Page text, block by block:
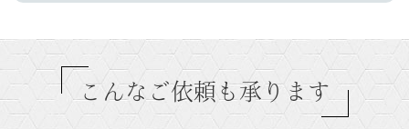
こんなご依頼も承ります